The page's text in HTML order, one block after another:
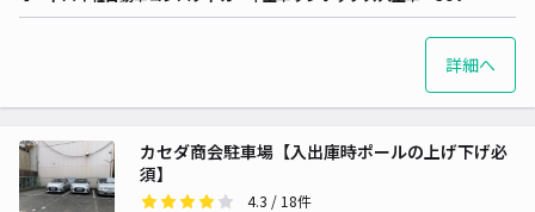
詳細へ
カセダ商会駐車場【入出庫時ポールの上げ下げ必
須】
4.3 / 18件